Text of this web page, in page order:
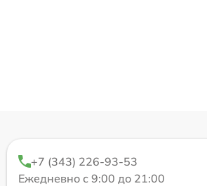
+7 (343) 226-93-53
Ежедневно с 9:00 до 21:00